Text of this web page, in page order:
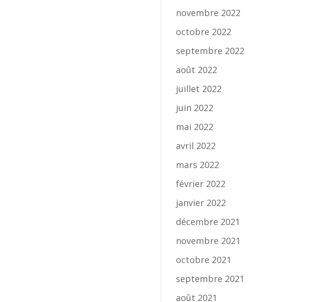
novembre 2022
octobre 2022
septembre 2022
août 2022
juillet 2022
juin 2022
mai 2022
avril 2022
mars 2022
février 2022
janvier 2022
décembre 2021
novembre 2021
octobre 2021
septembre 2021
août 2021